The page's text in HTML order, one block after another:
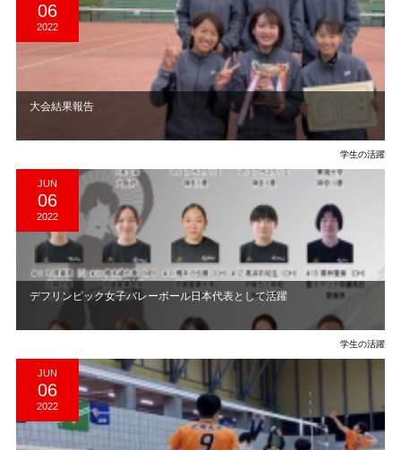
06
2022
大会結果報告
学生の活躍
JUN
06
2022
デフリンピック女子バレーボール日本代表として活躍
学生の活躍
JUN
06
2022